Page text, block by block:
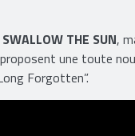
SWALLOW THE SUN,
une toute
Forgotten”.